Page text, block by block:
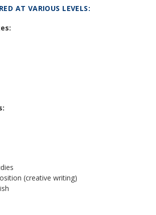
AT VARIOUS LEVELS:
(creative writing)